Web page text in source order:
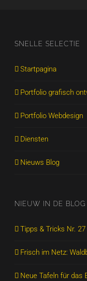
SNELLE SELECTIE
Startpagina
Portfolio grafisch
Portfolio Webdesign
Diensten
Nieuws Blog
NIEUW IN DE BLOG
Tipps & Tricks Nr. 27
Frisch im Netz:
Neue Tafeln für das